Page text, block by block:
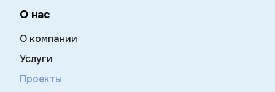
О нас
О компании
Услуги
Проекты